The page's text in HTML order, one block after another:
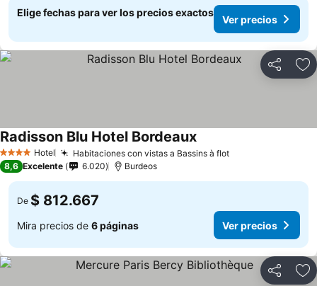
Elige fechas para ver los precios exactos
Ver precios
Compartir
4 EstrellasHotel Habitaciones con vistas a Bassins à flotVer precios
Radisson Blu Hotel BordeauxVer precios
8,6 Excelente 6.020 Burdeos
De $ 812.667
Mira precios de 6 páginas Ver precios
Compartir